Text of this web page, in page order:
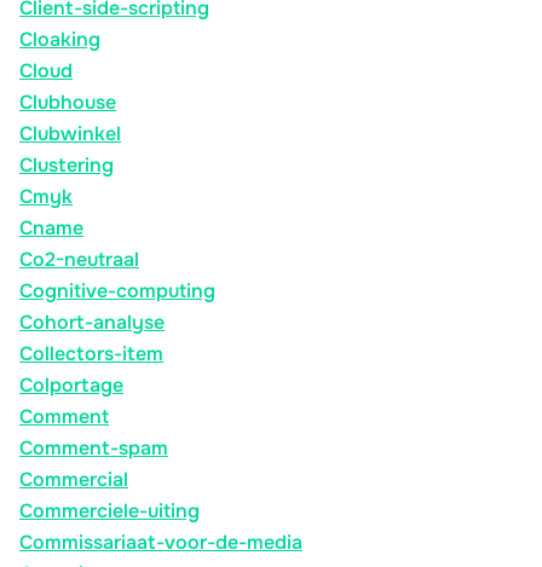
Client-side-scripting
Cloaking
Cloud
Clubhouse
Clubwinkel
Clustering
Cmyk
Cname
Co2-neutraal
Cognitive-computing
Cohort-analyse
Collectors-item
Colportage
Comment
Comment-spam
Commercial
Commerciele-uiting
Commissariaat-voor-de-media